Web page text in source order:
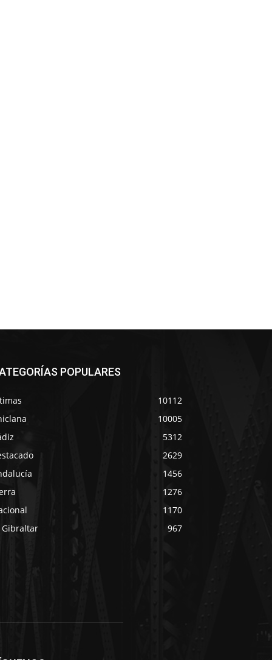
POPULARES
10112
10005
5312
2629
1456
1276
1170
Gibraltar
967